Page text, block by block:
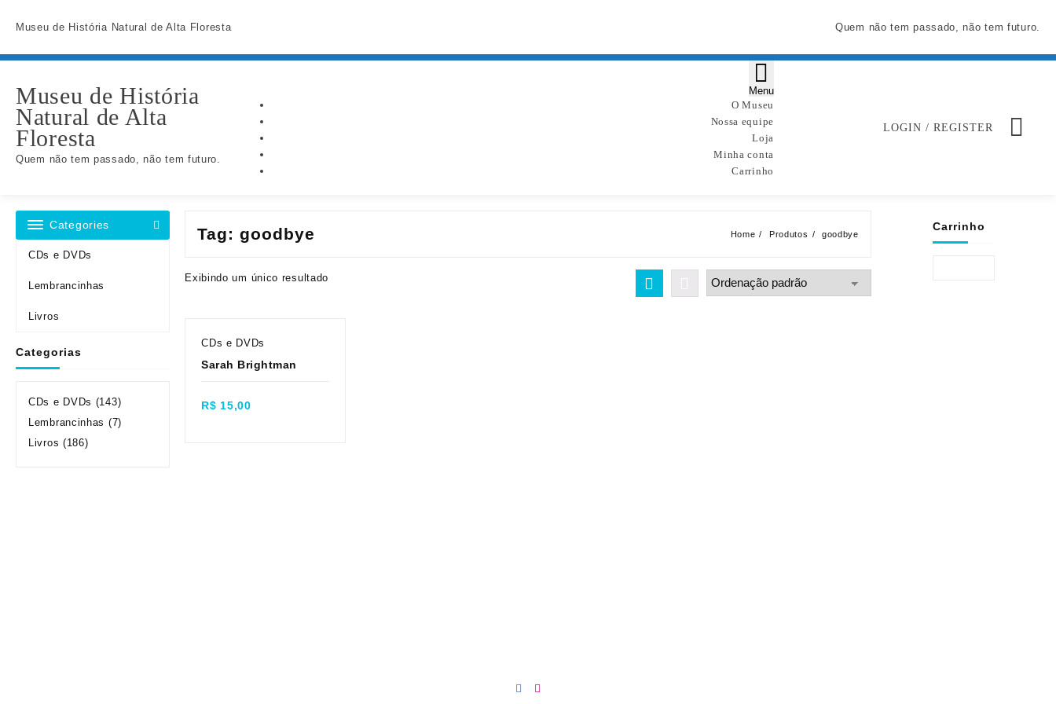
Museu de História Natural de Alta Floresta Quem não tem passado, não tem futuro.
Museu de História
Natural de Alta
Floresta
Quem não tem passado, não tem futuro.
Menu
O Museu
Nossa equipe
Loja
Minha conta
Carrinho
LOGIN / REGISTER
Categories
CDs e DVDs
Lembrancinhas
Livros
Categorias
CDs e DVDs (143)
Lembrancinhas (7)
Livros (186)
Tag:goodbye Home Produtos goodbye
Exibindo um único resultado
CDs e DVDs
Sarah Brightman
R$ 15,00
Carrinho